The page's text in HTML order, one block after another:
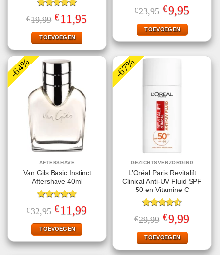
Gewaardeerd
5.00uit 5
€19,99 Oorspronkelijke
prijs
was:
€19,99.
€11,95prijs
TOEVOEGEN
Gewaardeerd
5.00uit 5
€23,95 Oorspronkelijke
prijs
was:
€23,95.
€9,95prijs
TOEVOEGEN
-64%
AFTERSHAVE
Van Gils Basic Instinct
Aftershave 40ml
Gewaardeerd
4.71uit 5
€32,95 Oorspronkelijke
prijs
was:
€32,95.
€11,99Huidige
prijs
TOEVOEGEN
-67%
GEZICHTSVERZORGING
L’Oréal Paris Revitalift
Clinical Anti-UV Fluid SPF
50 en Vitamine C
Gewaardeerd
4.50uit 5
€29,99 Oorspronkelijke
prijs
was:
€29,99.
€9,99Huidige
prijs
TOEVOEGEN